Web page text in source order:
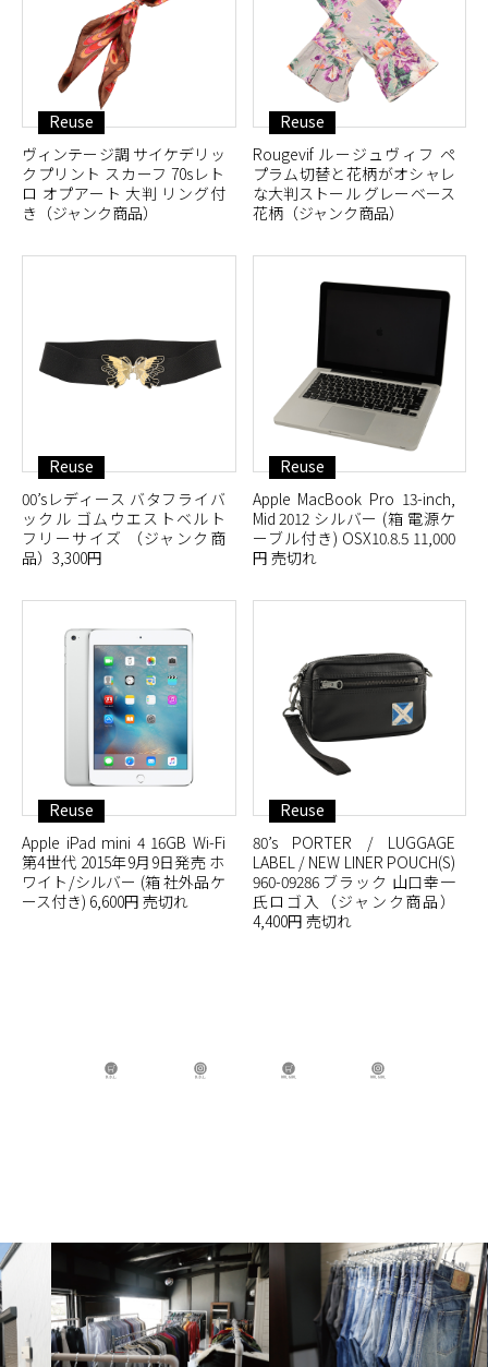
Reuse
ヴィンテージ調 サイケデリッ
クプリント スカーフ 70sレト
ロ オプアート 大判 リング付
き（ジャンク商品）
Reuse
Rougevif ルージュヴィフ ペ
プラム切替と花柄がオシャレ
な大判ストール グレーベース
花柄（ジャンク商品）
Reuse
00’sレディース バタフライバ
ックル ゴムウエストベルト
フリーサイズ （ジャンク商
品）3,300円
Reuse
Apple MacBook Pro 13-inch,
Mid 2012 シルバー (箱 電源ケ
ーブル付き) OSX10.8.5 11,000
円 売切れ
Reuse
Apple iPad mini 4 16GB Wi-Fi
第4世代 2015年9月9日発売 ホ
ワイト/シルバー (箱 社外品ケ
ース付き) 6,600円 売切れ
Reuse
80’s PORTER / LUGGAGE
LABEL / NEW LINER POUCH(S)
960-09286 ブラック 山口幸一
氏ロゴ入（ジャンク商品）
4,400円 売切れ
B.B.L Store BBL GIRL Store